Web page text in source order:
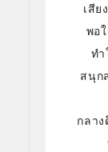
เสีย
พอ
ทำ
สนุก
กลา